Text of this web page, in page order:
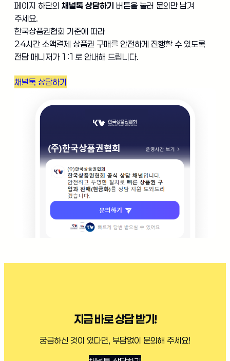
페이지 하단의 채널톡 상담하기 버튼을 눌러 문의만 남겨
주세요.
한국상품권협회 기준에 따라
24시간 소액결제 상품권 구매를 안전하게 진행할 수 있도록
전담 매니저가 1:1로 안내해 드립니다.
채널톡 상담하기
지금 바로 상담 받기!
궁금하신 것이 있다면, 부담없이 문의해 주세요!